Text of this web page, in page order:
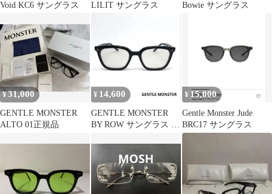
Void KC6 サングラス
LILIT サングラス
Bowie サングラス
¥31,000
GENTLE MONSTER
ALTO 01正規品
¥ 14,600
GENTLE MONSTER
BY ROW サングラス ブ
¥ 15,000
Gentle Monster Jude
BRC17 サングラス